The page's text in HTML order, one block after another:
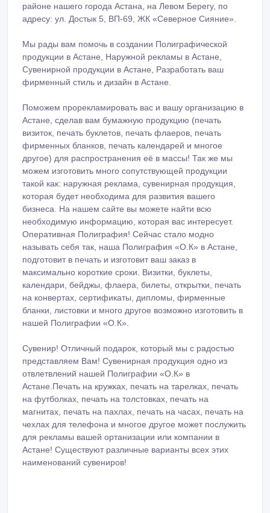
районе нашего города Астана, на Левом Берегу, по
адресу: ул. Достык 5, ВП-69, ЖК «Северное Сияние».
Мы рады вам помочь в создании Полиграфической
продукции в Астане, Наружной рекламы в Астане,
Сувенирной продукции в Астане, Разработать ваш
фирменный стиль и дизайн в Астане.
Поможем прорекламировать вас и вашу организацию в
Астане, сделав вам бумажную продукцию (печать
визиток, печать буклетов, печать флаеров, печать
фирменных бланков, печать календарей и многое
другое) для распространения её в массы! Так же мы
можем изготовить много сопутствующей продукции
такой как: наружная реклама, сувенирная продукция,
которая будет необходима для развития вашего
бизнеса. На нашем сайте вы можете найти всю
необходимую информацию, которая вас интересует.
Оперативная Полиграфия! Сейчас стало модно
называть себя так, наша Полиграфия «О.К» в Астане,
подготовит в печать и изготовит ваш заказ в
максимально короткие сроки. Визитки, буклеты,
календари, бейджы, флаера, билеты, открытки, печать
на конвертах, сертификаты, дипломы, фирменные
бланки, листовки и много другое возможно изготовить в
нашей Полиграфии «О.К».
Сувенир! Отличный подарок, который мы с радостью
представляем Вам! Сувенирная продукция одно из
отвлетвлений нашей Полиграфии «О.К» в
Астане.Печать на кружках, печать на тарелках, печать
на футболках, печать на толстовках, печать на
магнитах, печать на пахлах, печать на часах, печать на
чехлах для телефона и многое другое может послужить
для рекламы вашей ортанизации или компании в
Астане! Существуют различные варианты всех этих
наименований сувениров!